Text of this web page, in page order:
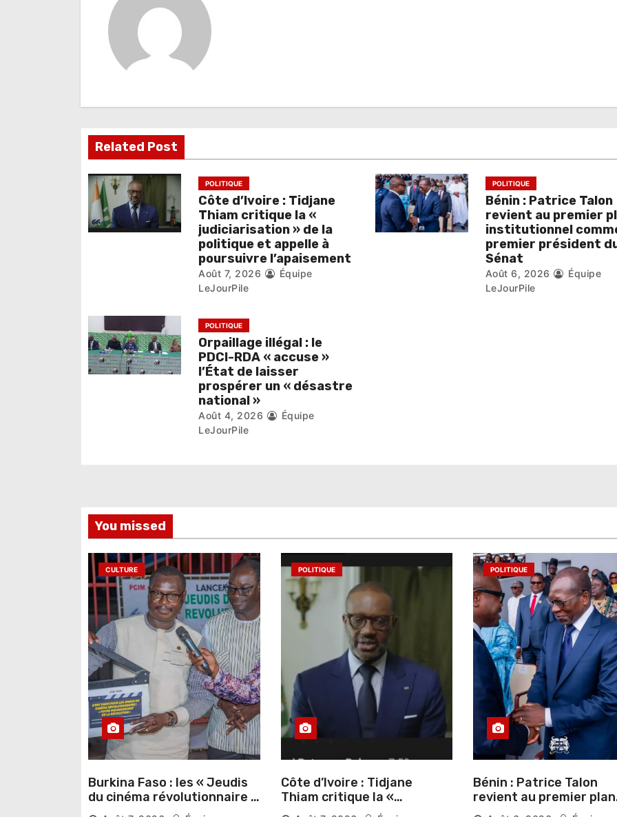
o
n
d
e
l
t
i
c
Related Post
POLITIQUE
Côte d’Ivoire : Tidjane
Thiam critique la «
judiciarisation » de la
politique et appelle à
poursuivre l’apaisement
Août 7, 2026
Équipe
LeJourPile
POLITIQUE
Bénin : Patrice Talon
revient au premier
institutionnel
premier président
Sénat
Août 6, 2026
Équipe
LeJourPile
POLITIQUE
Orpaillage illégal : le
PDCI-RDA « accuse »
l’État de laisser
prospérer un « désastre
national »
Août 4, 2026
Équipe
LeJourPile
You missed
CULTURE
Burkina Faso : les « Jeudis
du cinéma révolutionnaire »
lancés au Mémorial Thomas
POLITIQUE
Côte d’Ivoire : Tidjane
Thiam critique la «
judiciarisation » de la
POLITIQUE
Bénin : Patrice Talon
revient au premier plan
institutionnel comme